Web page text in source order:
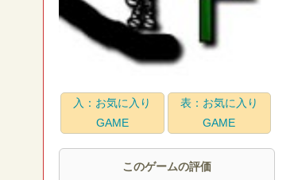
入：お気に入り
GAME
表：お気に入り
GAME
このゲームの評価